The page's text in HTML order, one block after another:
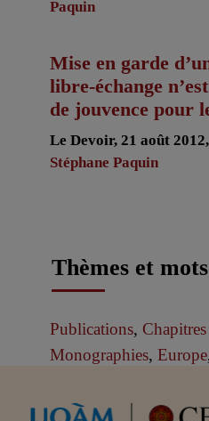
Paquin
Mise en garde
libre-échange
de jouvence pour
Le Devoir, 21 août 2012,
Stéphane Paquin
Thèmes et
Publications,
Monographies, Europe